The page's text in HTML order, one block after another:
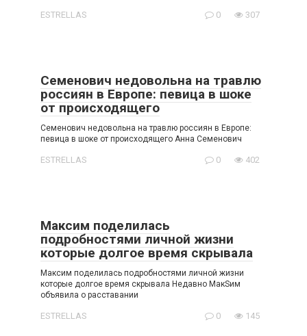
ESTRELLAS 0 307
Семенович недовольна на травлю
россиян в Европе: певица в шоке
от происходящего
Семенович недовольна на травлю россиян в Европе:
певица в шоке от происходящего Анна Семенович
ESTRELLAS 0 402
Максим поделилась
подробностями личной жизни
которые долгое время скрывала
Максим поделилась подробностями личной жизни
которые долгое время скрывала Недавно МакSим
объявила о раcставании
ESTRELLAS 0 145